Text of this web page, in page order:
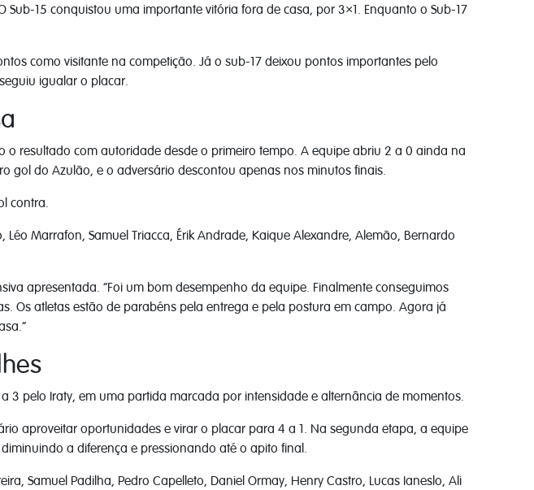
15 conquistou uma importante vitória fora de casa, por 3×1. Enquanto o Sub-17
como visitante na competição. Já o sub-17 deixou pontos importantes pelo
igualar o placar.
o resultado com autoridade desde o primeiro tempo. A equipe abriu 2 a 0 ainda na
gol do Azulão, e o adversário descontou apenas nos minutos finais.
contra.
Marrafon, Samuel Triacca, Érik Andrade, Kaique Alexandre, Alemão, Bernardo
apresentada. “Foi um bom desempenho da equipe. Finalmente conseguimos
Os atletas estão de parabéns pela entrega e pela postura em campo. Agora já
pelo Iraty, em uma partida marcada por intensidade e alternância de momentos.
aproveitar oportunidades e virar o placar para 4 a 1. Na segunda etapa, a equipe
a diferença e pressionando até o apito final.
Samuel Padilha, Pedro Capelleto, Daniel Ormay, Henry Castro, Lucas Ianeslo, Ali